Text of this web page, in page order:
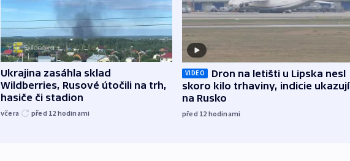
Ukrajina zasáhla sklad
Wildberries, Rusové útočili na trh,
hasiče či stadion
včera před 12 hodinami
VIDEO
Dron na letišti u Lipska nesl
skoro kilo trhaviny, indicie ukazují
na Rusko
před 12 hodinami